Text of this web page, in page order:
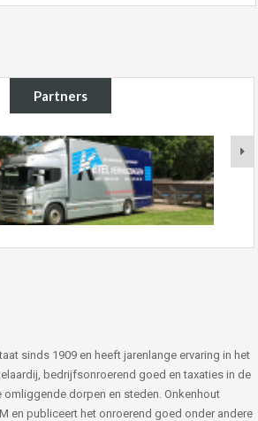
Partners
sinds 1909 en heeft jarenlange ervaring in het
bedrijfsonroerend goed en taxaties in de
dorpen en steden. Onkenhout
en publiceert het onroerend goed onder andere